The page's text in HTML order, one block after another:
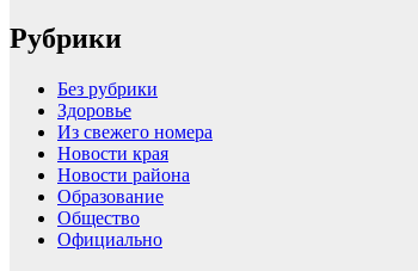
Рубрики
Без рубрики
Здоровье
Из свежего номера
Новости края
Новости района
Образование
Общество
Официально